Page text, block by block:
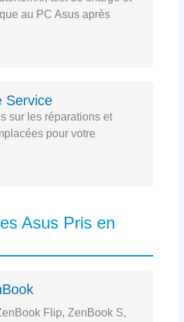
au PC Asus après
Service
sur les réparations et
pour votre
Asus Pris en
Flip, ZenBook S,